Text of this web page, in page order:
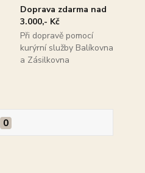
Doprava zdarma nad
3.000,- Kč
Při dopravě pomocí
kurýrní služby Balíkovna
a Zásilkovna
0